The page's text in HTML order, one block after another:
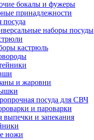
бокалы и фужеры
принадлежности
посуда
наборы посуды
кастрюль
и жаровни
посуда для СВЧ
и пароварки
выпечки и запекания
ножи